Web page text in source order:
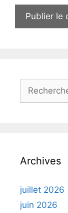
Rechercher :
Archives
juillet 2026
juin 2026